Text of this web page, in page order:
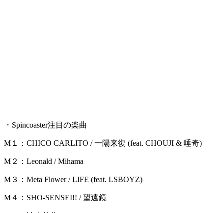
・Spincoaster注目の楽曲
M１：CHICO CARLITO / 一陽来復 (feat. CHOUJI & 唾奇)
M２：Leonald / Mihama
M３：Meta Flower / LIFE (feat. LSBOYZ)
M４：SHO-SENSEI!! / 望遠鏡